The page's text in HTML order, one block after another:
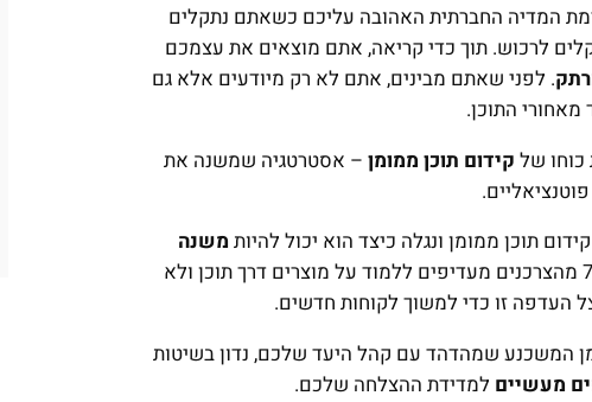
המדיה החברתית האהובה עליכם כשאתם נתקלים
לרכוש. תוך כדי קריאה, אתם מוצאים את עצמכם
. לפני שאתם מבינים, אתם לא רק מיודעים אלא גם
התוכן.
של קידום תוכן ממומן – אסטרטגיה שמשנה את
תוכן ממומן ונגלה כיצד הוא יכול להיות משנה
לעסק שלכם. תגלו מדוע 70% מהצרכנים מעדיפים ללמוד על מוצרים דרך תוכן ולא
העדפה זו כדי למשוך לקוחות חדשים.
המשכנע שמהדהד עם קהל היעד שלכם, נדון בשיטות
מעשיים למדידת ההצלחה שלכם.